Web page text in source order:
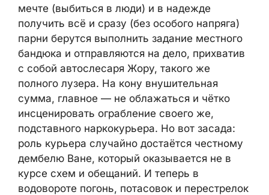
мечте (выбиться в люди) и в надежде
получить всё и сразу (без особого напряга)
парни берутся выполнить задание местного
бандюка и отправляются на дело, прихватив
с собой автослесаря Жору, такого же
полного лузера. На кону внушительная
сумма, главное — не облажаться и чётко
инсценировать ограбление своего же,
подставного наркокурьера. Но вот засада:
роль курьера случайно достаётся честному
дембелю Ване, который оказывается не в
курсе схем и обещаний. И теперь в
водовороте погонь, потасовок и перестрелок